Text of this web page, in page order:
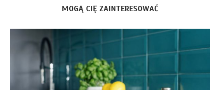
MOGĄ CIĘ ZAINTERESOWAĆ